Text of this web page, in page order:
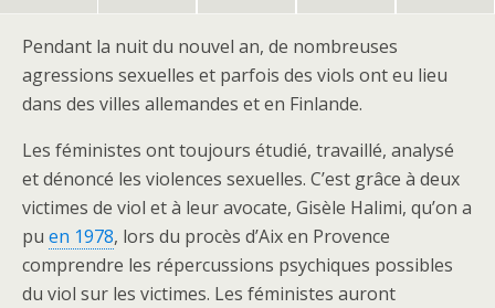
Pendant la nuit du nouvel an, de nombreuses
agressions sexuelles et parfois des viols ont eu lieu
dans des villes allemandes et en Finlande.
Les féministes ont toujours étudié, travaillé, analysé
et dénoncé les violences sexuelles. C’est grâce à deux
victimes de viol et à leur avocate, Gisèle Halimi, qu’on a
pu en 1978, lors du procès d’Aix en Provence
comprendre les répercussions psychiques possibles
du viol sur les victimes. Les féministes auront